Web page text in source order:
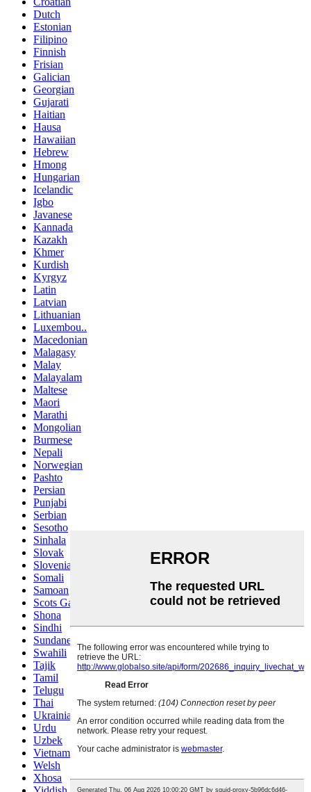
Dutch
Estonian
Filipino
Finnish
Frisian
Galician
Georgian
Gujarati
Haitian
Hausa
Hawaiian
Hebrew
Hmong
Hungarian
Icelandic
Igbo
Javanese
Kannada
Kazakh
Khmer
Kurdish
Kyrgyz
Latin
Latvian
Lithuanian
Luxembou..
Macedonian
Malagasy
Malay
Malayalam
Maltese
Maori
Marathi
Mongolian
Burmese
Nepali
Norwegian
Pashto
Persian
Punjabi
Serbian
Sesotho
Sinhala
Slovak
Slovenian
Somali
Samoan
Scots Gaelic
Shona
Sindhi
Sundanese
Swahili
Tajik
Tamil
Telugu
Thai
Ukrainian
Urdu
Uzbek
Vietnamese
Welsh
Xhosa